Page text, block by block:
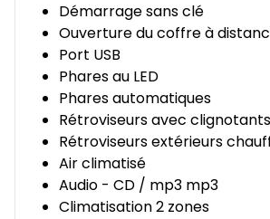
Démarrage sans clé
Ouverture du coffre à
Port USB
Phares au LED
Phares automatiques
Rétroviseurs avec
Rétroviseurs extérieurs
Air climatisé
Audio - CD / mp3 mp3
Climatisation 2 zones